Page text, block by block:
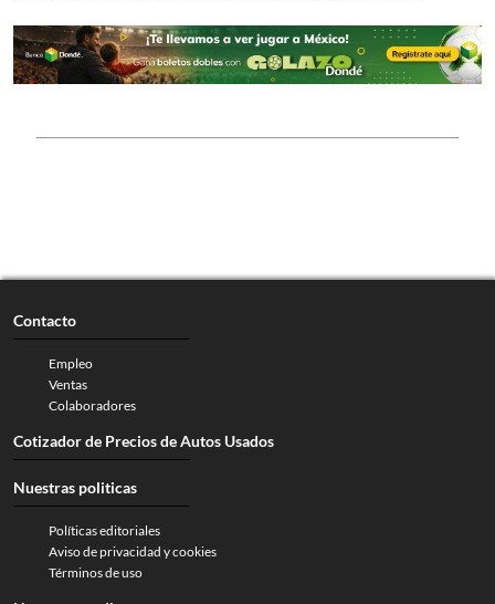
Contacto
Empleo
Ventas
Colaboradores
Cotizador de Precios de Autos Usados
Nuestras politicas
Políticas editoriales
Aviso de privacidad y cookies
Términos de uso